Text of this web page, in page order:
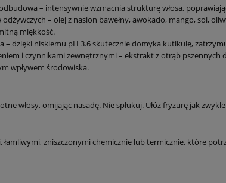
– intensywnie wzmacnia strukturę włosa,
– olej z nasion bawełny, awokado, mango, soi,
miękkość.
– dzięki niskiemu pH 3.6 skutecznie domyka kutikulę,
i czynnikami zewnętrznymi – ekstrakt z otrąb pszennych
wpływem środowiska.
włosy, omijając nasadę. Nie spłukuj. Ułóż fryzurę jak
łamliwymi, zniszczonymi chemicznie lub termicznie, które